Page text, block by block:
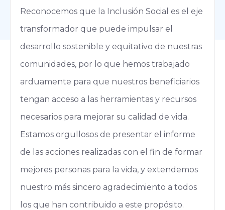
Reconocemos que la Inclusión Social es el eje
transformador que puede impulsar el
desarrollo sostenible y equitativo de nuestras
comunidades, por lo que hemos trabajado
arduamente para que nuestros beneficiarios
tengan acceso a las herramientas y recursos
necesarios para mejorar su calidad de vida.
Estamos orgullosos de presentar el informe
de las acciones realizadas con el fin de formar
mejores personas para la vida, y extendemos
nuestro más sincero agradecimiento a todos
los que han contribuido a este propósito.